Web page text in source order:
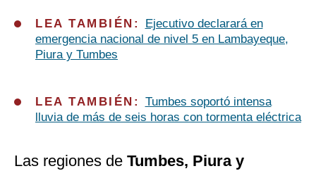
LEA TAMBIÉN:
Ejecutivo declarará en
emergencia nacional de nivel 5 en Lambayeque,
Piura y Tumbes
LEA TAMBIÉN: Tumbes soportó intensa
lluvia de más de seis horas con tormenta eléctrica
Las regiones de Tumbes, Piura y